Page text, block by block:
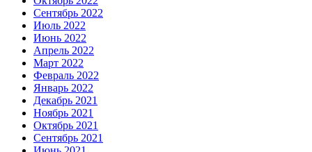
Сентябрь 2022
Июль 2022
Июнь 2022
Апрель 2022
Март 2022
Февраль 2022
Январь 2022
Декабрь 2021
Ноябрь 2021
Октябрь 2021
Сентябрь 2021